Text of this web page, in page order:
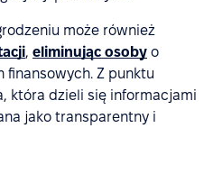
może również
, eliminując osoby o
finansowych. Z punktu
która dzieli się informacjami
jako transparentny i